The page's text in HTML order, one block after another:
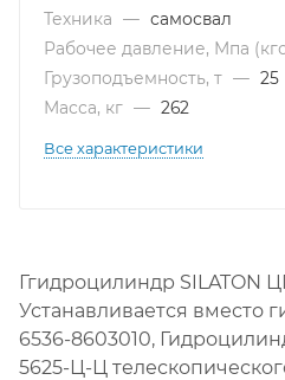
Техника
— самосвал
Рабочее давление, Мпа
Грузоподъемность, т — 25
Масса, кг — 262
Все характеристики
Ггидроцилиндр SILATON
Устанавливается вместо
6536-8603010,
5625-Ц-Ц